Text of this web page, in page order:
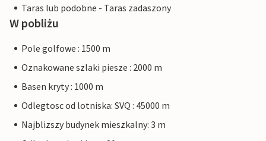
Taras lub podobne - Taras zadaszony
W pobliżu
Pole golfowe : 1500 m
Oznakowane szlaki piesze : 2000 m
Basen kryty : 1000 m
Odlegtosc od lotniska: SVQ : 45000 m
Najblizszy budynek mieszkalny: 3 m